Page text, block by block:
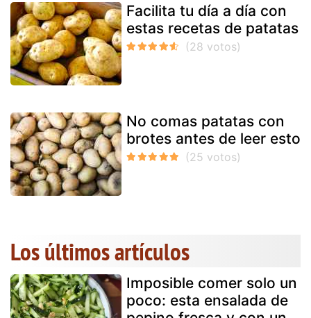
Facilita tu día a día con
estas recetas de patatas
No comas patatas con
brotes antes de leer esto
Los últimos artículos
Imposible comer solo un
poco: esta ensalada de